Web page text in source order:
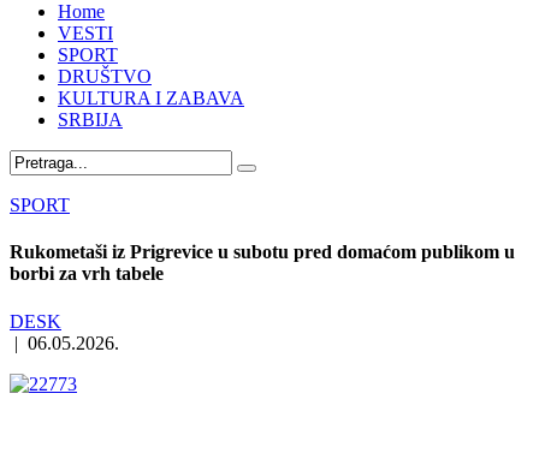
Home
VESTI
SPORT
DRUŠTVO
KULTURA I ZABAVA
SRBIJA
SPORT
Rukometaši iz Prigrevice u subotu pred domaćom publikom u
borbi za vrh tabele
DESK
| 06.05.2026.